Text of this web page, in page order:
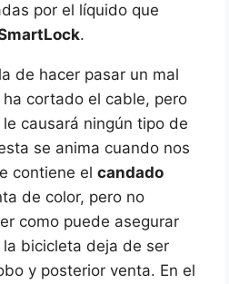
por el líquido que
.
de hacer pasar un mal
cortado el cable, pero
causará ningún tipo de
se anima cuando nos
contiene elcandado
de color, pero no
como puede asegurar
bicicleta deja de ser
y posterior venta. En el